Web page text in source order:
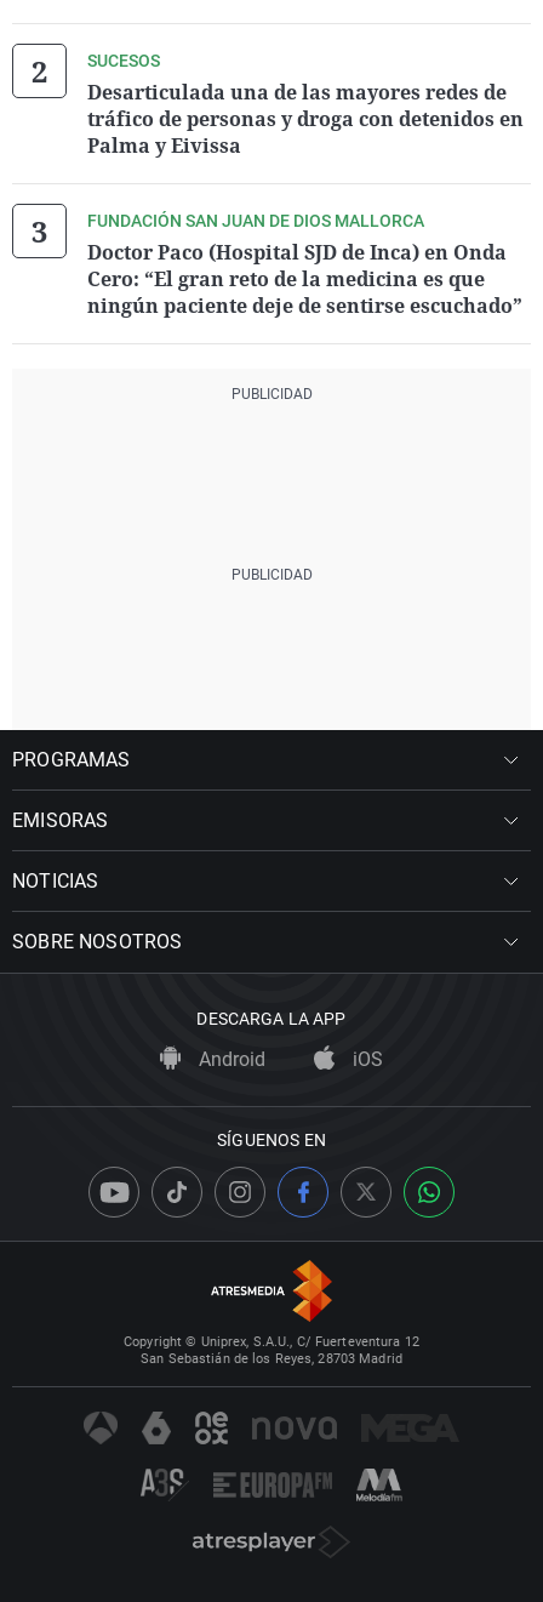
SUCESOS
Desarticulada una de las mayores redes de
tráfico de personas y droga con detenidos en
Palma y Eivissa
FUNDACIÓN SAN JUAN DE DIOS MALLORCA
Doctor Paco (Hospital SJD de Inca) en Onda
Cero: “El gran reto de la medicina es que
ningún paciente deje de sentirse escuchado”
PROGRAMAS
EMISORAS
NOTICIAS
SOBRE NOSOTROS
DESCARGA LA APP
Android iOS
SÍGUENOS EN
Copyright © Uniprex, S.A.U., C/ Fuerteventura 12
San Sebastián de los Reyes, 28703 Madrid